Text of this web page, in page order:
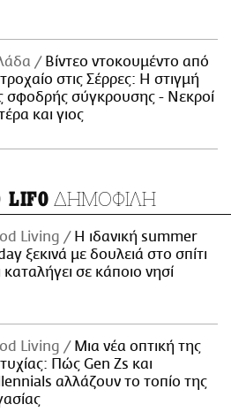
Βίντεο ντοκουμέντο από
στις Σέρρες: Η στιγμή
σφοδρής σύγκρουσης - Νεκροί
και γιος
LIFO ΔΗΜΟΦΙΛΗ
Living
Η ιδανική summer
ξεκινά με δουλειά στο σπίτι
καταλήγει σε κάποιο νησί
Living
Μια νέα οπτική της
Πώς Gen Zs και
αλλάζουν το τοπίο της